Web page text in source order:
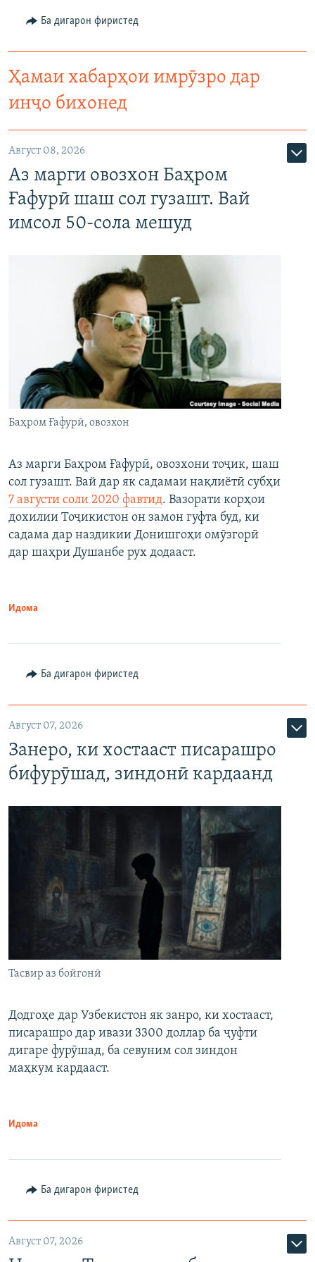
Ба дигарон фиристед
Ҳамаи хабарҳои имрӯзро дар
инҷо бихонед
Август 08, 2026
Аз марги овозхон Баҳром
Ғафурӣ шаш сол гузашт. Вай
имсол 50-сола мешуд
Баҳром Ғафурӣ, овозхон
Аз марги Баҳром Ғафурӣ, овозхони тоҷик, шаш
сол гузашт. Вай дар як садамаи нақлиётӣ субҳи
7 августи соли 2020 фавтид. Вазорати корҳои
дохилии Тоҷикистон он замон гуфта буд, ки
садама дар наздикии Донишгоҳи омӯзгорӣ
дар шаҳри Душанбе рух додааст.
Идома
Ба дигарон фиристед
Август 07, 2026
Занеро, ки хостааст писарашро
бифурӯшад, зиндонӣ кардаанд
Тасвир аз бойгонӣ
Додгоҳе дар Узбекистон як занро, ки хостааст,
писарашро дар ивази 3300 доллар ба ҷуфти
дигаре фурӯшад, ба севуним сол зиндон
маҳкум кардааст.
Идома
Ба дигарон фиристед
Август 07, 2026